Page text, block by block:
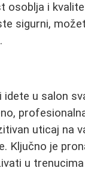
osoblja i
sigurni,
idete u salon
uticaj na
Ključno je
u